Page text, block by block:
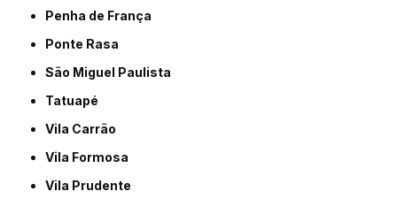
Penha de França
Ponte Rasa
São Miguel Paulista
Tatuapé
Vila Carrão
Vila Formosa
Vila Prudente